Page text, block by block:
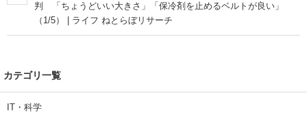
判 「ちょうどいい大きさ」「保冷剤を止めるベルトが良い」
（1/5） | ライフ ねとらぼリサーチ
カテゴリ一覧
IT・科学